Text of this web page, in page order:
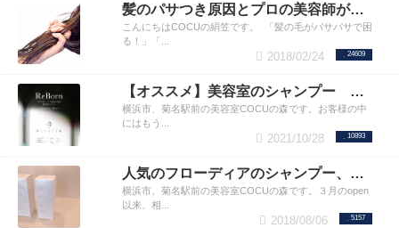
髪のパサつき原因とプロの美容師が教える4つの予防法！
こんにちはCOCUの絹笠です。 「髪の毛がパサパサで困
る！」「...
24609
2018/02/24
【オススメ】美容室のシャンプー フローディアがリニューアルされました
横浜市、菊名駅前の美容室COCUの森です。お客様の中
にはもう...
10893
2021/10/28
人気のフローディアのシャンプー、トリートメント。お客様の使ってみた感想や使い方のコツ。
横浜市、菊名駅前の美容室COCUの森です。３月のopen
以来、相...
5157
2018/08/06